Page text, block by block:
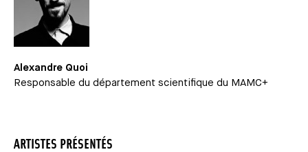
Alexandre Quoi
Responsable du département scientifique du MAMC+
ARTISTES PRÉSENTÉS